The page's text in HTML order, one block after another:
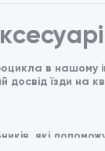
в нашому
їзди на
які